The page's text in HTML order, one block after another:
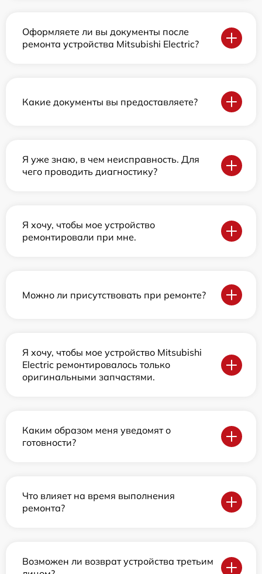
Оформляете ли вы документы после
ремонта устройства Mitsubishi Electric?
Какие документы вы предоставляете?
Я уже знаю, в чем неисправность. Для
чего проводить диагностику?
Я хочу, чтобы мое устройство
ремонтировали при мне.
Можно ли присутствовать при ремонте?
Я хочу, чтобы мое устройство Mitsubishi
Electric ремонтировалось только
оригинальными запчастями.
Каким образом меня уведомят о
готовности?
Что влияет на время выполнения
ремонта?
Возможен ли возврат устройства третьим